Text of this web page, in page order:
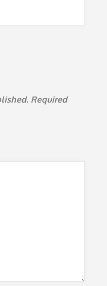
Required